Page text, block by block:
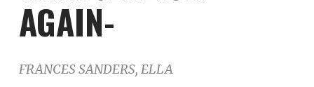
AGAIN-
FRANCES SANDERS, ELLA